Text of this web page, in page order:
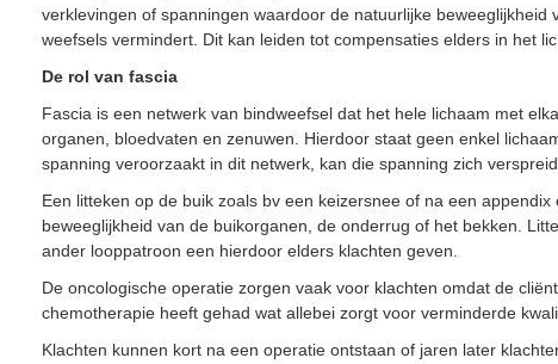
verklevingen of spanningen waardoor de natuurlijke beweeglijkheid
weefsels vermindert. Dit kan leiden tot compensaties elders in het
De rol van fascia
Fascia is een netwerk van bindweefsel dat het hele lichaam met
organen, bloedvaten en zenuwen. Hierdoor staat geen enkel
spanning veroorzaakt in dit netwerk, kan die spanning zich
Een litteken op de buik zoals bv een keizersnee of na een
beweeglijkheid van de buikorganen, de onderrug of het bekken.
ander looppatroon een hierdoor elders klachten geven.
De oncologische operatie zorgen vaak voor klachten omdat de
chemotherapie heeft gehad wat allebei zorgt voor verminderde
Klachten kunnen kort na een operatie ontstaan of jaren later